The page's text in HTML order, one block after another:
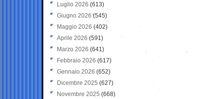
Luglio 2026 (613)
Giugno 2026 (545)
Maggio 2026 (402)
Aprile 2026 (591)
Marzo 2026 (641)
Febbraio 2026 (617)
Gennaio 2026 (652)
Dicembre 2025 (627)
Novembre 2025 (668)